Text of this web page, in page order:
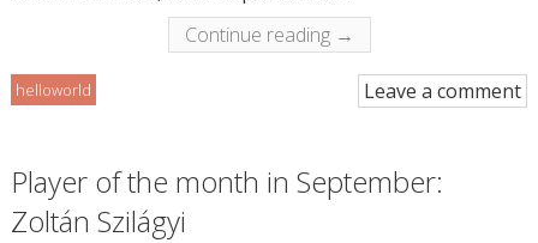
Continue reading →
helloworld Leave a comment
Player of the month in September:
Zoltán Szilágyi